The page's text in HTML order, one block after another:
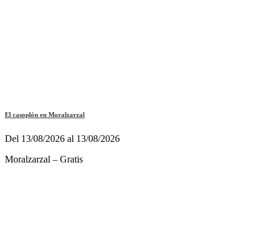
El casoplón en Moralzarzal
Del 13/08/2026 al 13/08/2026
Moralzarzal – Gratis